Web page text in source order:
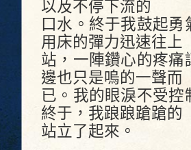
以及不停下流的
口水。終于我鼓起
用床的彈力迅速往上
站，一陣鑽心的疼
邊也只是嗚的一聲而
已。我的眼淚不受
終于，我踉踉蹌蹌的
站立了起來。